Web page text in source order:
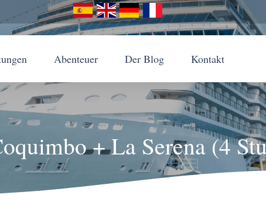
Abenteuer Der Blog Kontakt
+ La Serena (4